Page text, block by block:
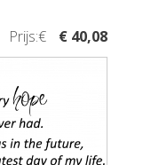
Prijs:€ € 40,08